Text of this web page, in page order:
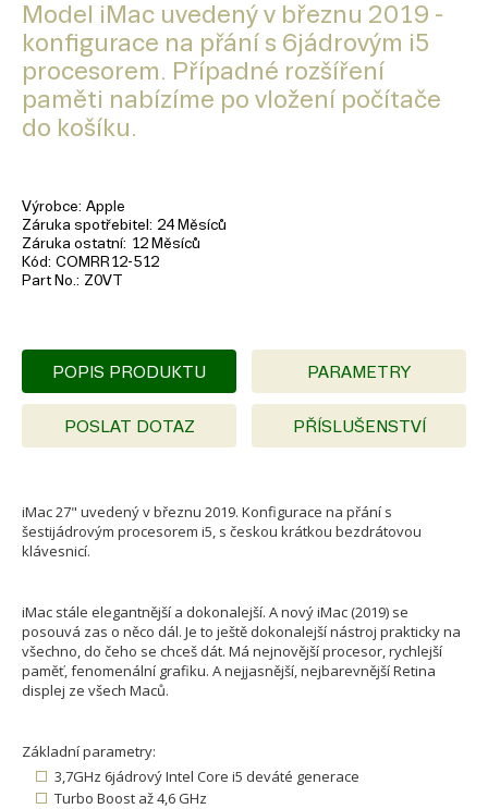
Model iMac uvedený v březnu 2019 -
konfigurace na přání s 6jádrovým i5
procesorem. Případné rozšíření
paměti nabízíme po vložení počítače
do košíku.
Výrobce Apple
Záruka spotřebitel
24 Měsíců
Záruka ostatní 12 Měsíců
Kód COMRR12-512
Part No. Z0VT
POPIS PRODUKTU PARAMETRY
POSLAT DOTAZ PŘÍSLUŠENSTVÍ
iMac 27" uvedený v březnu 2019. Konfigurace na přání s
šestijádrovým procesorem i5, s českou krátkou bezdrátovou
klávesnicí.
iMac stále elegantnější a dokonalejší. A nový iMac (2019) se
posouvá zas o něco dál. Je to ještě dokonalejší nástroj prakticky na
všechno, do čeho se chceš dát. Má nejnovější procesor, rychlejší
paměť, fenomenální grafiku. A nejjasnější, nejbarevnější Retina
displej ze všech Maců.
Základní parametry:
3,7GHz 6jádrový Intel Core i5 deváté generace
Turbo Boost až 4,6 GHz